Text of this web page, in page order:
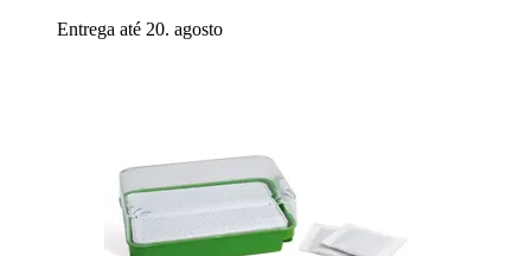
Entrega até 20. agosto